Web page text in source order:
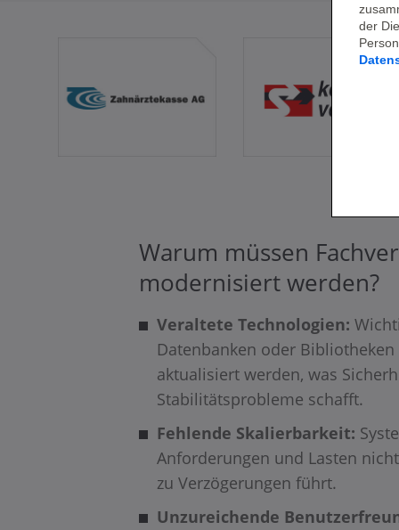
der
Warum müssen
modernisiert werden?
Veraltete Technologien:
Datenbanken oder
aktualisiert werden, was
Stabilitätsprobleme schafft.
Fehlende Skalierbarkeit:
Anforderungen und Lasten
zu Verzögerungen führt.
Unzureichende